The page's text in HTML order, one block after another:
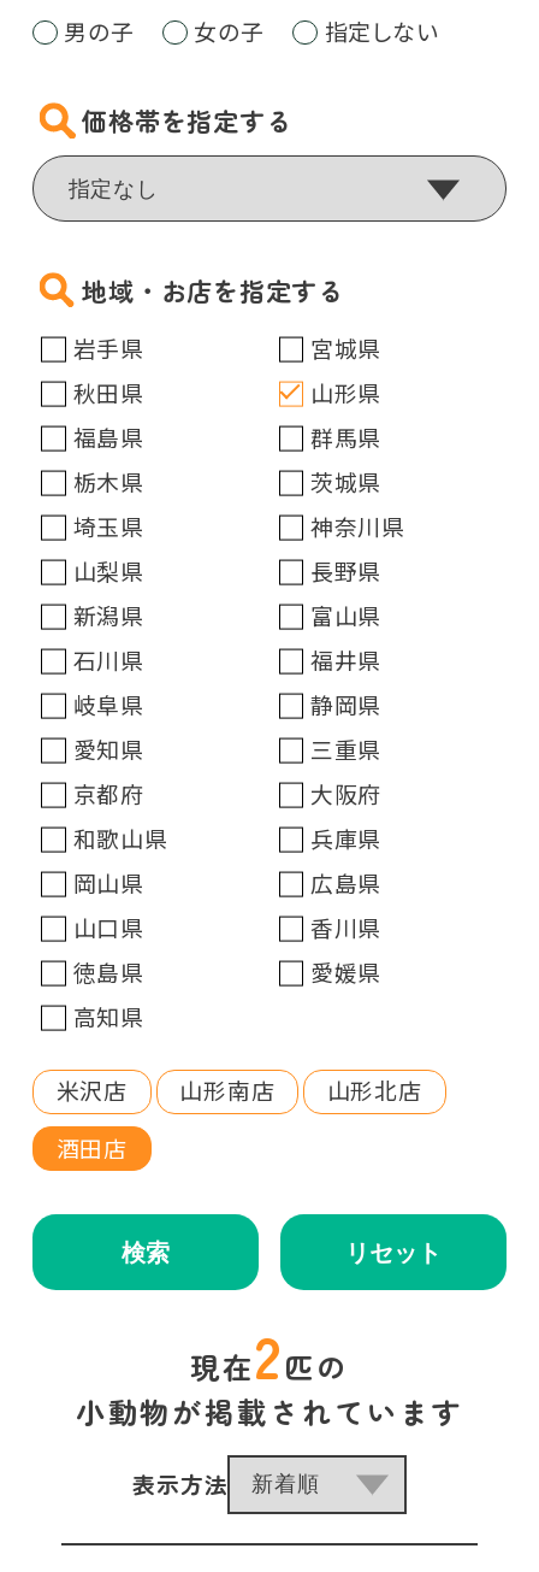
男の子 女の子 指定しない
価格帯を指定する
地域・お店を指定する
岩手県
宮城県
秋田県
山形県
福島県
群馬県
栃木県
茨城県
埼玉県
神奈川県
山梨県
長野県
新潟県
富山県
石川県
福井県
岐阜県
静岡県
愛知県
三重県
京都府
大阪府
和歌山県
兵庫県
岡山県
広島県
山口県
香川県
徳島県
愛媛県
高知県
米沢店 山形南店
山形北店
酒田店
検索 リセット
現在2匹の
小動物が掲載されています
表示方法